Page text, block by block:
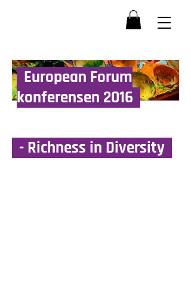
European Forum
konferensen 2016
- Richness in Diversity
>